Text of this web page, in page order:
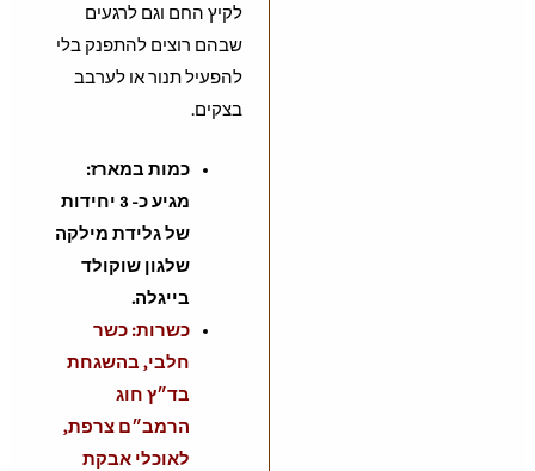
לקיץ החם וגם לרגעים
שבהם רוצים להתפנק בלי
להפעיל תנור או לערבב
בצקים.
כמות במארז:
מגיע כ- 3 יחידות
של גלידת מילקה
שלגון שוקולד
בייגלה.
כשרות: כשר
חלבי, בהשגחת
בד״ץ חוג
הרמב״ם צרפת,
לאוכלי אבקת